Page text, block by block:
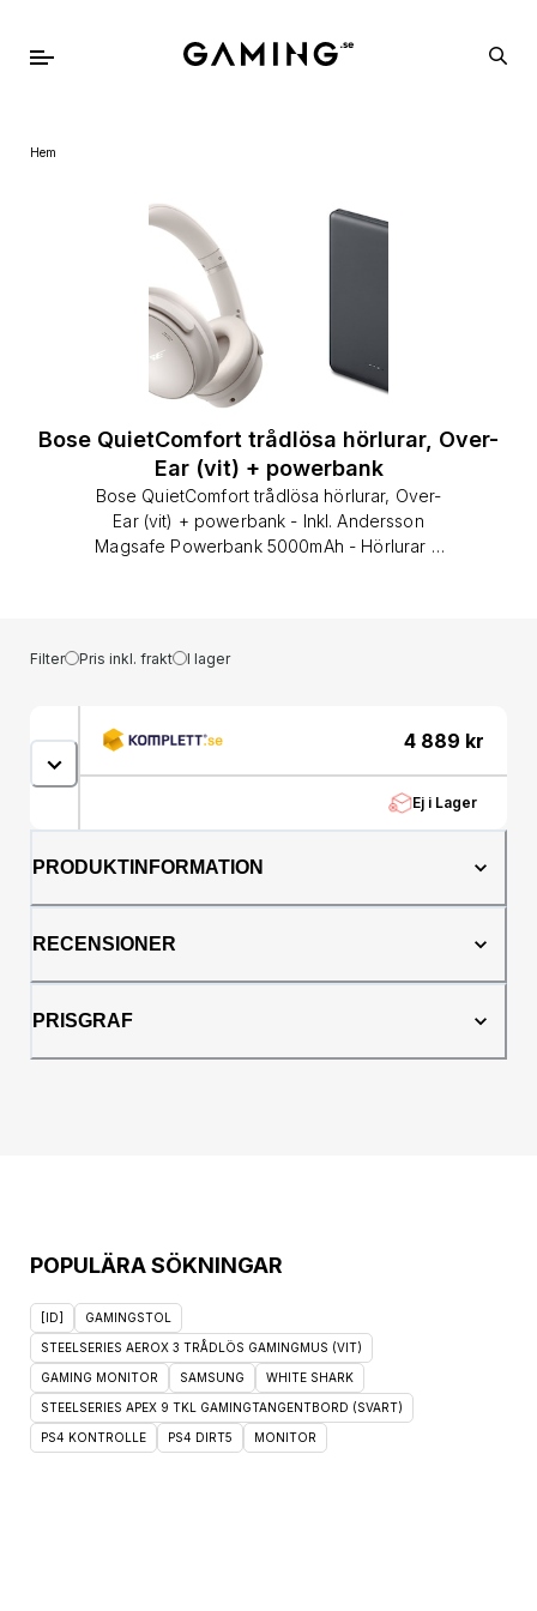
Hem
Bose QuietComfort trådlösa hörlurar, Over-
Ear (vit) + powerbank
Bose QuietComfort trådlösa hörlurar, Over-
Ear (vit) + powerbank - Inkl. Andersson
Magsafe Powerbank 5000mAh - Hörlurar &
Filter Pris inkl. frakt I lager
4 889 kr
Ej i Lager
PRODUKTINFORMATION
RECENSIONER
PRISGRAF
POPULÄRA SÖKNINGAR
[ID] GAMINGSTOL
STEELSERIES AEROX 3 TRÅDLÖS GAMINGMUS (VIT)
GAMING MONITOR SAMSUNG WHITE SHARK
STEELSERIES APEX 9 TKL GAMINGTANGENTBORD (SVART)
PS4 KONTROLLE PS4 DIRT5 MONITOR